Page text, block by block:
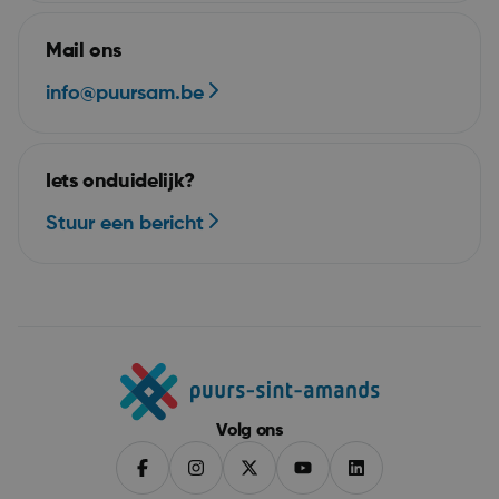
Mail ons
info@puursam.be
Iets onduidelijk?
Stuur een bericht
Volg ons